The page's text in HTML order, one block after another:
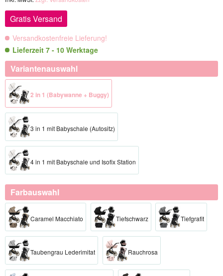
Gratis Versand
Versandkostenfreie Lieferung!
Lieferzeit 7 - 10 Werktage
Variantenauswahl
2 in 1 (Babywanne + Buggy)
3 in 1 mit Babyschale (Autositz)
4 in 1 mit Babyschale und Isofix Station
Farbauswahl
Caramel Macchiato Tiefschwarz Tiefgrafit
Taubengrau Lederimitat Rauchrosa